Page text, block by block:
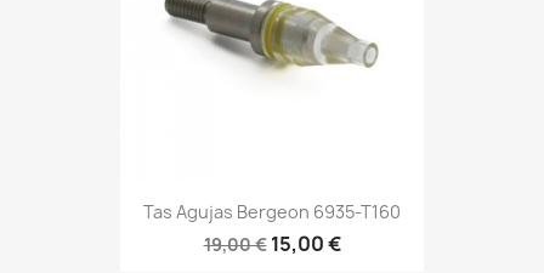
Tas Agujas Bergeon 6935-T160
19,00 € 15,00 €